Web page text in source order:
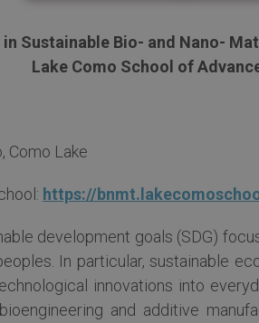
in Sustainable Bio- and Nano-
Lake Como School of
Como Lake
https://
development goals (SDG)
In particular, sustainable
innovations into
and additive